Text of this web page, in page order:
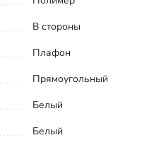
В стороны
Плафон
Прямоугольный
Белый
Белый